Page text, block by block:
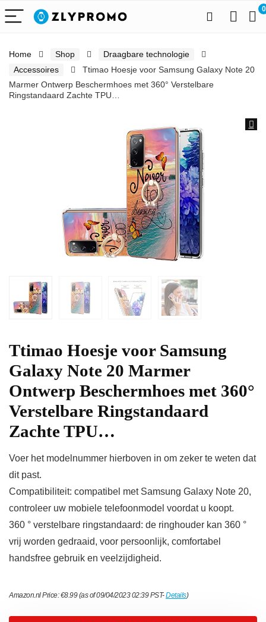
0
Home Shop
Draagbare technologie
Accessoires
Ttimao Hoesje voor Samsung Galaxy Note 20
Marmer Ontwerp Beschermhoes met 360° Verstelbare
Ringstandaard Zachte TPU…
Ttimao Hoesje voor Samsung
Galaxy Note 20 Marmer
Ontwerp Beschermhoes met 360°
Verstelbare Ringstandaard
Zachte TPU…
Voer het modelnummer hierboven in om zeker te weten dat
dit past.
Compatibiliteit: compatibel met Samsung Galaxy Note 20,
controleer uw mobiele telefoonmodel voordat u koopt.
360 ° verstelbare ringstandaard: de ringhouder kan 360 °
vrij worden gedraaid, voor persoonlijk, comfortabel
handsfree gebruik en veelzijdigheid.
Amazon.nl Price:€8.99(as of 09/04/2023 02:39 PST-Details)